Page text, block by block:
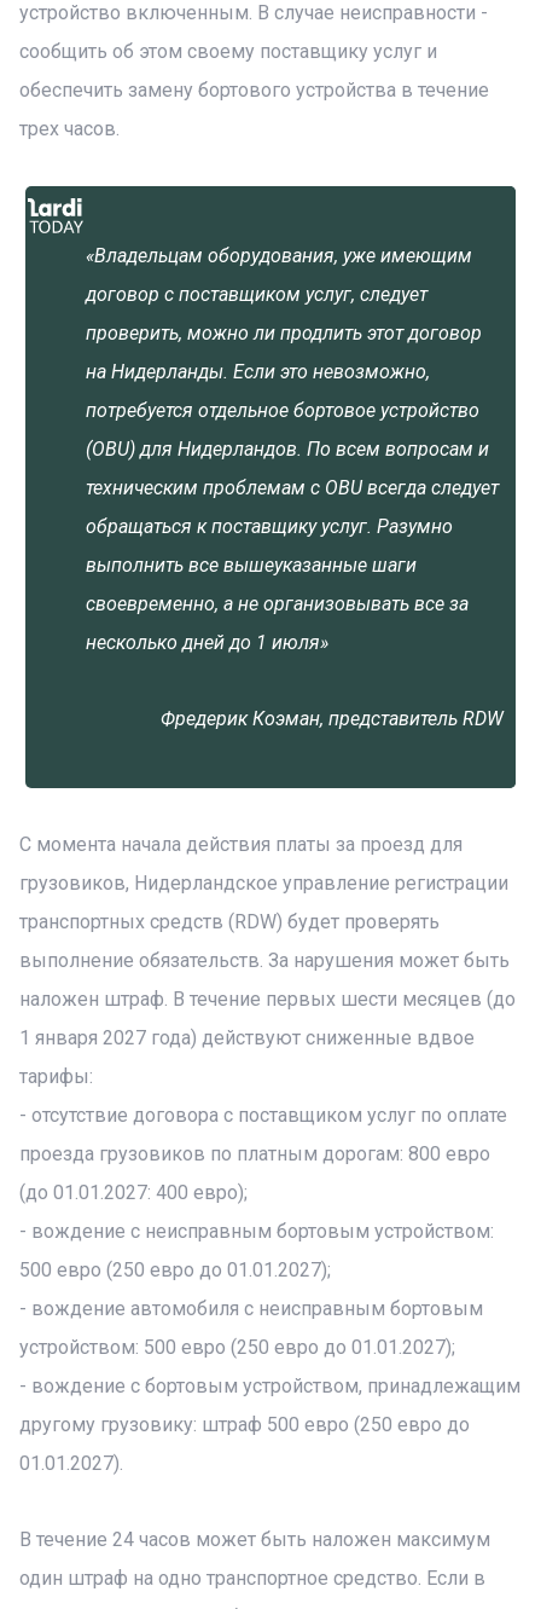
устройство включенным. В случае неисправности -
сообщить об этом своему поставщику услуг и
обеспечить замену бортового устройства в течение
трех часов.
«Владельцам оборудования, уже имеющим
договор с поставщиком услуг, следует
проверить, можно ли продлить этот договор
на Нидерланды. Если это невозможно,
потребуется отдельное бортовое устройство
(OBU) для Нидерландов. По всем вопросам и
техническим проблемам с OBU всегда следует
обращаться к поставщику услуг. Разумно
выполнить все вышеуказанные шаги
своевременно, а не организовывать все за
несколько дней до 1 июля»
Фредерик Коэман, представитель RDW
С момента начала действия платы за проезд для
грузовиков, Нидерландское управление регистрации
транспортных средств (RDW) будет проверять
выполнение обязательств. За нарушения может быть
наложен штраф. В течение первых шести месяцев (до
1 января 2027 года) действуют сниженные вдвое
тарифы:
- отсутствие договора с поставщиком услуг по оплате
проезда грузовиков по платным дорогам: 800 евро
(до 01.01.2027: 400 евро);
- вождение с неисправным бортовым устройством:
500 евро (250 евро до 01.01.2027);
- вождение автомобиля с неисправным бортовым
устройством: 500 евро (250 евро до 01.01.2027);
- вождение с бортовым устройством, принадлежащим
другому грузовику: штраф 500 евро (250 евро до
01.01.2027).
В течение 24 часов может быть наложен максимум
один штраф на одно транспортное средство. Если в